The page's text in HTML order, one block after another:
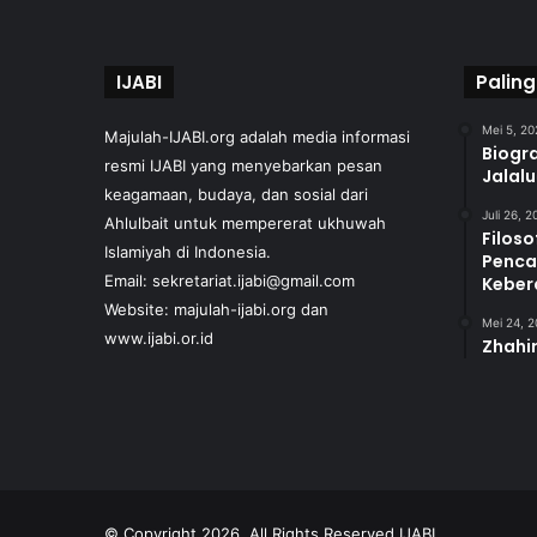
IJABI
Majulah-IJABI.org adalah media informasi
resmi IJABI yang menyebarkan pesan
keagamaan, budaya, dan sosial dari
Ahlulbait untuk mempererat ukhuwah
Islamiyah di Indonesia.
Email: sekretariat.ijabi@gmail.com
Website: majulah-ijabi.org dan
www.ijabi.or.id
Mei 5,
Juli 26,
Mei 24,